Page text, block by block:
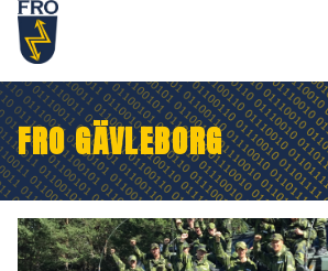
FRO GÄVLEBORG